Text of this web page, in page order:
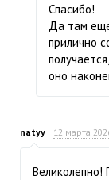
Спасибо!
Да там
прилично
оно
natyy 12 марта
Великолепно!